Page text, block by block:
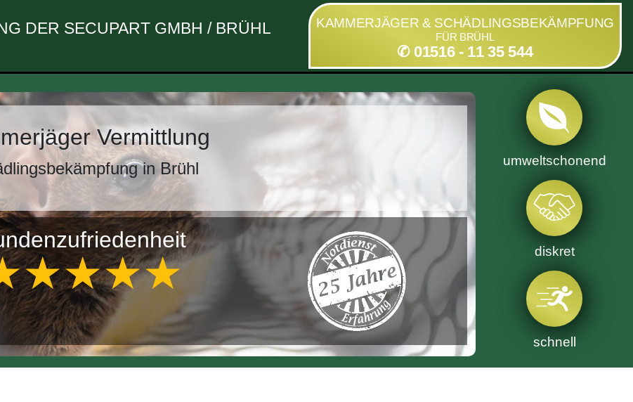
DER SECUPART GMBH / BRÜHL KAMMERJÄGER & SCHÄDLINGSBEKÄMPFUNG
FÜR BRÜHL
✆ 01516 - 11 35 544
Vermittlung
in Brühl umweltschonend
diskret
schnell